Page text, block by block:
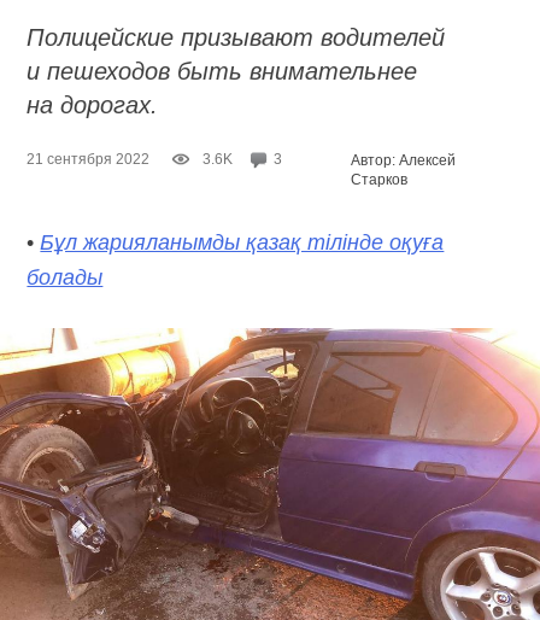
Полицейские призывают водителей
и пешеходов быть внимательнее
на дорогах.
21 сентября 2022 3.6K 3
Автор: Алексей
Старков
•Бұл жарияланымды қазақ тілінде оқуға
болады